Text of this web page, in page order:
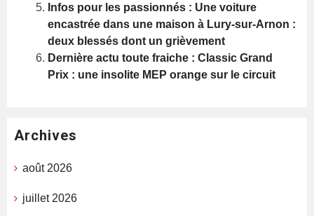
Infos pour les passionnés : Une voiture
encastrée dans une maison à Lury-sur-Arnon :
deux blessés dont un grièvement
Dernière actu toute fraiche : Classic Grand
Prix : une insolite MEP orange sur le circuit
Archives
août 2026
juillet 2026